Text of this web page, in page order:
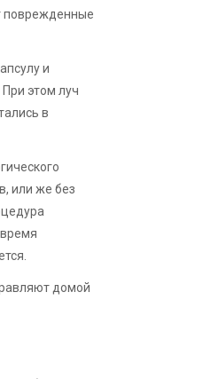
поврежденные
и
этом луч
в
или же без
домой